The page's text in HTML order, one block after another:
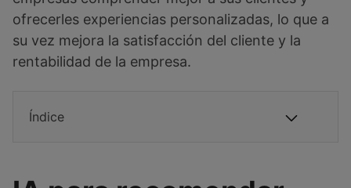
ofrecerles experiencias personalizadas, lo que a
su vez mejora la satisfacción del cliente y la
rentabilidad de la empresa.
Índice